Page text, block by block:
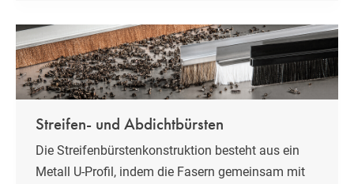
Streifen- und Abdichtbürsten
Die Streifenbürstenkonstruktion besteht aus ein
Metall U-Profil, indem die Fasern gemeinsam mit